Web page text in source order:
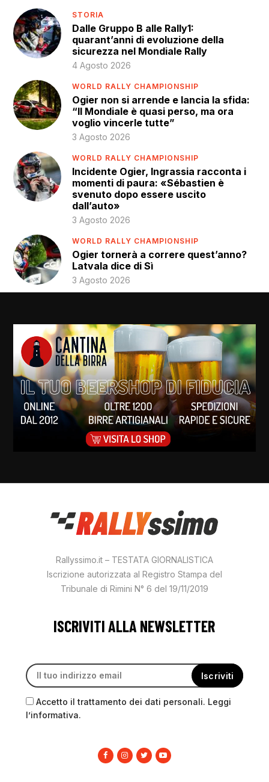
STORIA
Dalle Gruppo B alle Rally1:
quarant’anni di evoluzione della
sicurezza nel Mondiale Rally
4 Agosto 2026
WORLD RALLY CHAMPIONSHIP
Ogier non si arrende e lancia la sfida:
“Il Mondiale è quasi perso, ma ora
voglio vincerle tutte”
3 Agosto 2026
WORLD RALLY CHAMPIONSHIP
Incidente Ogier, Ingrassia racconta i
momenti di paura: «Sébastien è
svenuto dopo essere uscito
dall’auto»
3 Agosto 2026
WORLD RALLY CHAMPIONSHIP
Ogier tornerà a correre quest’anno?
Latvala dice di Sì
3 Agosto 2026
Rallyssimo.it – TESTATA GIORNALISTICA
Iscrizione autorizzata al Registro Stampa del
Tribunale di Rimini N° 6 del 19/11/2019
ISCRIVITI ALLA NEWSLETTER
Accetto il trattamento dei dati personali. Leggi
l’informativa.